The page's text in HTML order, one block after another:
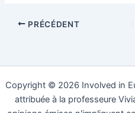
PRÉCÉDENT
Copyright © 2026 Involved in
attribuée à la professeure